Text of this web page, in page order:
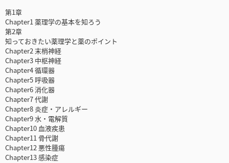
第1章
Chapter1 薬理学の基本を知ろう
第2章
知っておきたい薬理学と薬のポイント
Chapter2 末梢神経
Chapter3 中枢神経
Chapter4 循環器
Chapter5 呼吸器
Chapter6 消化器
Chapter7 代謝
Chapter8 炎症・アレルギー
Chapter9 水・電解質
Chapter10 血液疾患
Chapter11 骨代謝
Chapter12 悪性腫瘍
Chapter13 感染症